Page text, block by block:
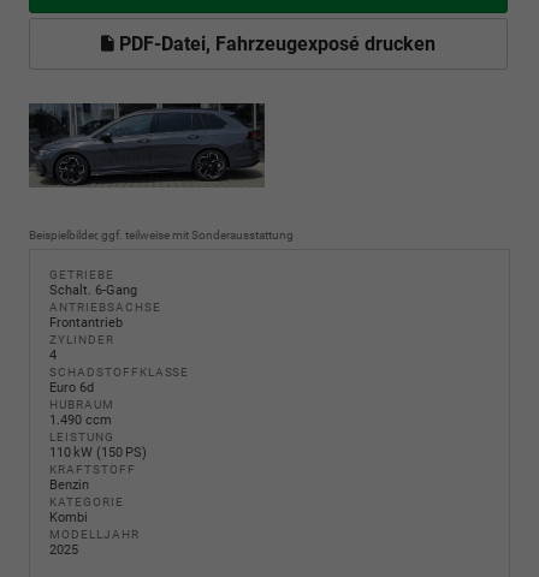
PDF-Datei, Fahrzeugexposé drucken
Beispielbilder, ggf. teilweise mit Sonderausstattung
GETRIEBE
Schalt. 6-Gang
ANTRIEBSACHSE
Frontantrieb
ZYLINDER
4
SCHADSTOFFKLASSE
Euro 6d
HUBRAUM
1.490 ccm
LEISTUNG
110 kW (150 PS)
KRAFTSTOFF
Benzin
KATEGORIE
Kombi
MODELLJAHR
2025